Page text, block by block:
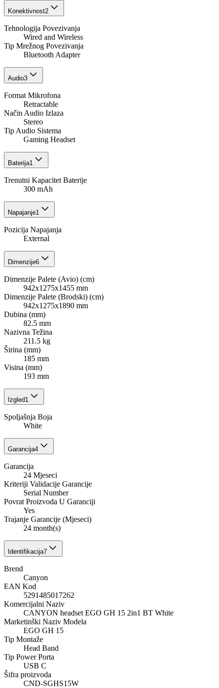
Konektivnost2
Tehnologija Povezivanja
Wired and Wireless
Tip Mrežnog Povezivanja
Bluetooth Adapter
Audio3
Format Mikrofona
Retractable
Način Audio Izlaza
Stereo
Tip Audio Sistema
Gaming Headset
Baterija1
Trenutni Kapacitet Baterije
300 mAh
Napajanje1
Pozicija Napajanja
External
Dimenzije6
Dimenzije Palete (Avio) (cm)
942x1275x1455 mm
Dimenzije Palete (Brodski) (cm)
942x1275x1890 mm
Dubina (mm)
82.5 mm
Nazivna Težina
211.5 kg
Širina (mm)
185 mm
Visina (mm)
193 mm
Izgled1
Spoljašnja Boja
White
Garancija4
Garancija
24 Mjeseci
Kriteriji Validacije Garancije
Serial Number
Povrat Proizvoda U Garanciji
Yes
Trajanje Garancije (Mjeseci)
24 month(s)
Identifikacija7
Brend
Canyon
EAN Kod
5291485017262
Komercijalni Naziv
CANYON headset EGO GH 15 2in1 BT White
Marketinški Naziv Modela
EGO GH 15
Tip Montaže
Head Band
Tip Power Porta
USB C
Šifra proizvoda
CND-SGHS15W